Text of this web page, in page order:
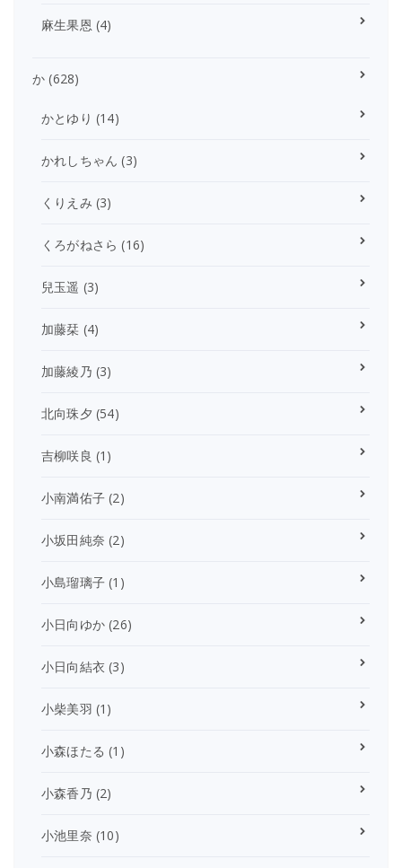
麻生果恩 (4)
か (628)
かとゆり (14)
かれしちゃん (3)
くりえみ (3)
くろがねさら (16)
兒玉遥 (3)
加藤栞 (4)
加藤綾乃 (3)
北向珠夕 (54)
吉柳咲良 (1)
小南満佑子 (2)
小坂田純奈 (2)
小島瑠璃子 (1)
小日向ゆか (26)
小日向結衣 (3)
小柴美羽 (1)
小森ほたる (1)
小森香乃 (2)
小池里奈 (10)